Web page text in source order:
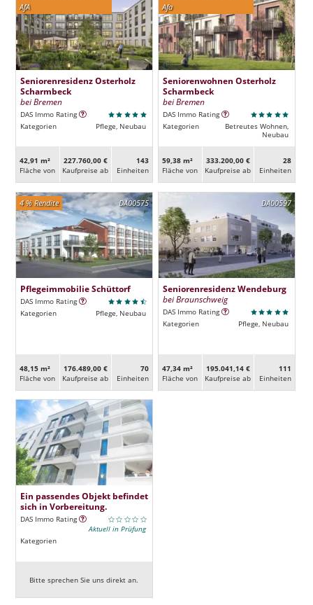
AfA
Seniorenresidenz Osterholz
Scharmbeck
bei Bremen
DAS Immo Rating
Kategorien
Pflege, Neubau
42,91 m²
Fläche von
227.760,00 €
Kaufpreise ab
143
Ein­heiten
Afa
Seniorenwohnen Osterholz
Scharmbeck
bei Bremen
DAS Immo Rating
Kategorien
Betreutes Wohnen,
Neubau
59,38 m²
Fläche von
333.200,00 €
Kaufpreise ab
28
Ein­heiten
DA00575
4 % Rendite
Pflegeimmobilie Schüttorf
DAS Immo Rating
Kategorien
Pflege, Neubau
48,15 m²
Fläche von
176.489,00 €
Kaufpreise ab
70
Ein­heiten
DA00597
Seniorenresidenz Wendeburg
bei Braunschweig
DAS Immo Rating
Kategorien
Pflege, Neubau
47,34 m²
Fläche von
195.041,14 €
Kaufpreise ab
111
Ein­heiten
Ein passendes Objekt befindet
sich in Vorbereitung.
DAS Immo Rating
Aktuell in Prüfung
Kategorien
Bitte sprechen Sie uns direkt an.